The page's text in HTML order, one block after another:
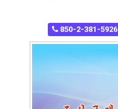
850-2-381-5926